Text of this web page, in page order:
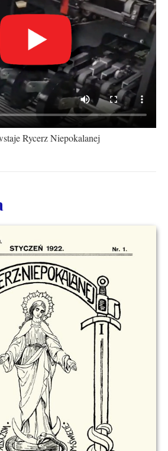
Rycerz Niepokalanej